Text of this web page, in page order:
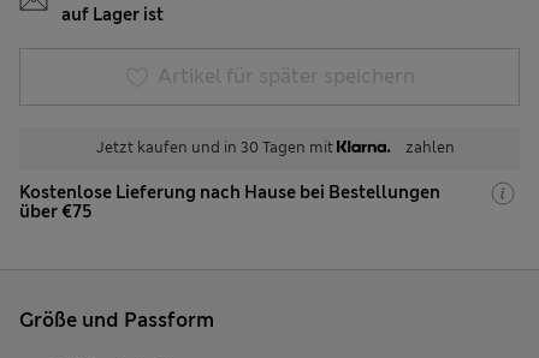
auf Lager ist
Artikel für später speichern
Jetzt kaufen und in 30 Tagen mit zahlen
Kostenlose Lieferung nach Hause bei Bestellungen
über €75
Größe und Passform